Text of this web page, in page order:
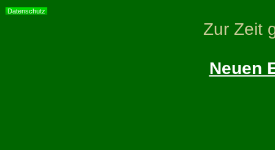
Datenschutz
Zur Zeit
Neuen